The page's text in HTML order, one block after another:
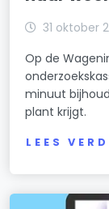
31 oktober
Op de
minuut
plant krijgt.
LEES